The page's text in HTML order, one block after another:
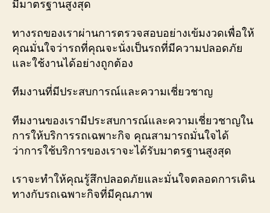
ทางรถของเราผ่านการตรวจสอบอย่างเข้มงวดเพื่อให้
คุณมั่นใจว่ารถที่คุณจะนั่งเป็นรถที่มีความปลอดภัย
และใช้งานได้อย่างถูกต้อง
ทีมงานที่มีประสบการณ์และความเชี่ยวชาญ
ทีมงานของเรามีประสบการณ์และความเชี่ยวชาญใน
การให้บริการรถเฉพาะกิจ คุณสามารถมั่นใจได้
ว่าการใช้บริการของเราจะได้รับมาตรฐานสูงสุด
เราจะทำให้คุณรู้สึกปลอดภัยและมั่นใจตลอดการเดิน
ทางกับรถเฉพาะกิจที่มีคุณภาพ